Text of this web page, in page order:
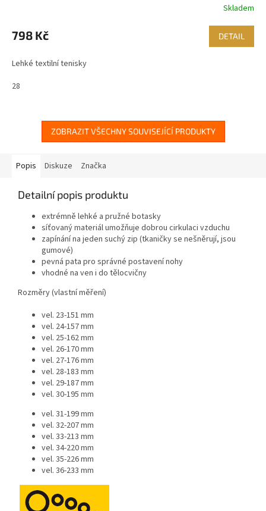
Skladem
798 Kč DETAIL
Lehké textilní tenisky
28
ZOBRAZIT VŠECHNY SOUVISEJÍCÍ PRODUKTY
Popis Diskuze Značka
Detailní popis produktu
extrémně lehké a pružné botasky
síťovaný materiál umožňuje dobrou cirkulaci vzduchu
zapínání na jeden suchý zip (tkaničky se nešněrují, jsou
gumové)
pevná pata pro správné postavení nohy
vhodné na ven i do tělocvičny
Rozměry (vlastní měření)
vel. 23-151 mm
vel. 24-157 mm
vel. 25-162 mm
vel. 26-170 mm
vel. 27-176 mm
vel. 28-183 mm
vel. 29-187 mm
vel. 30-195 mm
vel. 31-199 mm
vel. 32-207 mm
vel. 33-213 mm
vel. 34-220 mm
vel. 35-226 mm
vel. 36-233 mm